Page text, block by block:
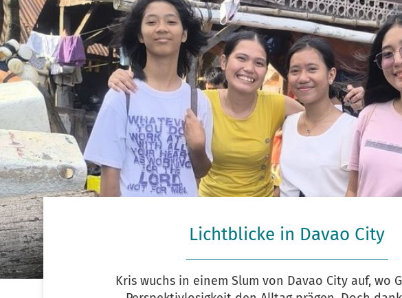
Lichtblicke in Davao City
Kris wuchs in einem Slum von Davao City auf, wo